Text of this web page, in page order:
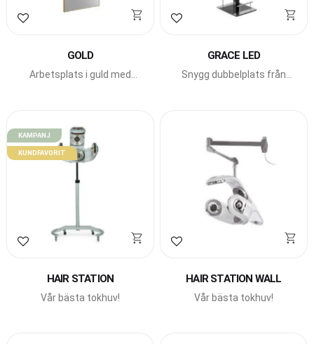
Lägg till i favoriter
GOLD
Arbetsplats i guld med
Lägg till i favoriter
GRACE LED
Snygg dubbelplats från
Lägg till i favoriter
HAIR STATION
Vår bästa tokhuv!
KAMPANJ
KUNDFAVORIT
Lägg till i favoriter
HAIR STATION WALL
Vår bästa tokhuv!